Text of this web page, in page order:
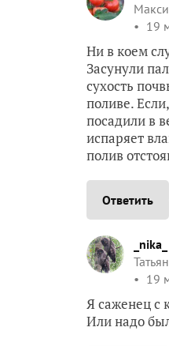
19
Ни в коем
Засунули
сухость
поливе.
посадили в
испаряет
полив
Ответить
_nika_
19
Я саженец с
Или надо